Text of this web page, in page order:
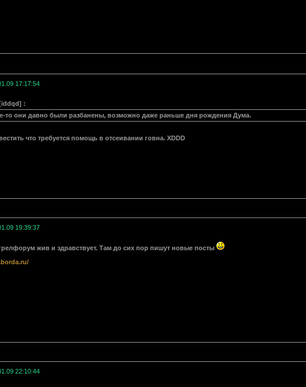
17:17:54
:
то они давно были разбанены, возможно даже раньше дня рождения Дума.
что требуется помощь в отсеивании говна. XDDD
19:39:37
жив и здравствует. Там до сих пор пишут новые посты
22:10:44